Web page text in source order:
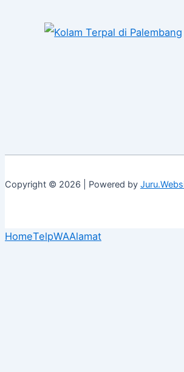
Copyright © 2026 | Powered by
HomeTelpWAAlamat